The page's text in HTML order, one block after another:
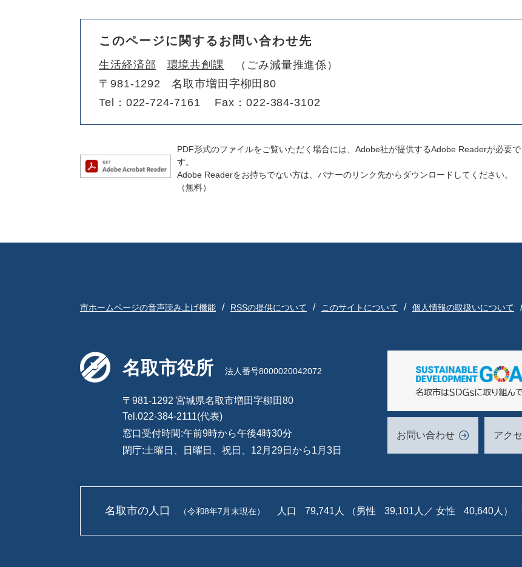
このページに関するお問い合わせ先
生活経済部 環境共創課
ごみ減量推進係
〒981-1292
名取市増田字柳田80
Tel：022-724-7161
Fax：022-384-3102
PDF形式のファイルをご覧いただく場合には、Adobe社が提供するAdobe Readerが必要で
す。
Adobe Readerをお持ちでない方は、バナーのリンク先からダウンロードしてください。
（無料）
市ホームページの音声読み上げ機能 RSSの提供について このサイトについて 個人情報の取扱いについて
名取市役所 法人番号8000020042072
〒981-1292 宮城県名取市増田字柳田80
Tel.022-384-2111(代表)
窓口受付時間:午前9時から午後4時30分
閉庁:土曜日、日曜日、祝日、12月29日から1月3日
お問い合わせ アク
名取市の人口 （令和8年7月末現在） 人口 79,741人 （男性 39,101人／ 女性 40,640人）